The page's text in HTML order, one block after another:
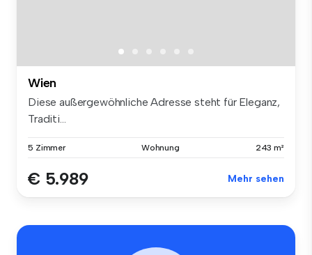
Wien
Diese außergewöhnliche Adresse steht für Eleganz,
Traditi...
5 Zimmer Wohnung 243 m²
€ 5.989 Mehr sehen